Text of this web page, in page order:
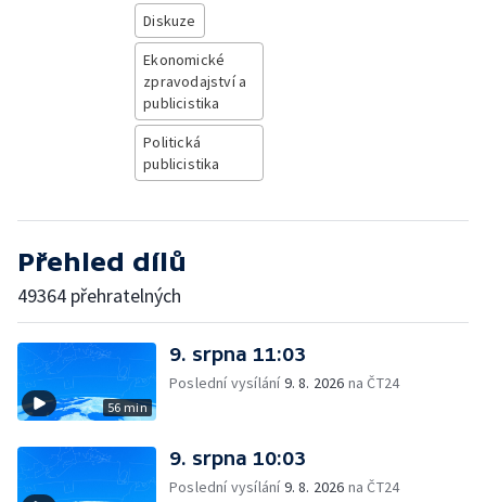
Diskuze
Ekonomické
zpravodajství a
publicistika
Politická
publicistika
Přehled dílů
49364 přehratelných
56 min
9. srpna 11:03
Poslední vysílání9. 8. 2026 na ČT24
9. srpna 10:03
Poslední vysílání9. 8. 2026 na ČT24